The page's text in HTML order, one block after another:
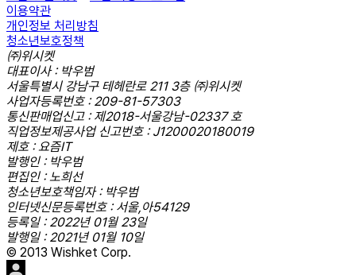
이용약관
개인정보 처리방침
청소년보호정책
㈜위시켓
대표이사 : 박우범
서울특별시 강남구 테헤란로 211 3층 ㈜위시켓
사업자등록번호 : 209-81-57303
통신판매업신고 : 제2018-서울강남-02337 호
직업정보제공사업 신고번호 : J1200020180019
제호 : 요즘IT
발행인 : 박우범
편집인 : 노희선
청소년보호책임자 : 박우범
인터넷신문등록번호 : 서울,아54129
등록일 : 2022년 01월 23일
발행일 : 2021년 01월 10일
© 2013 Wishket Corp.